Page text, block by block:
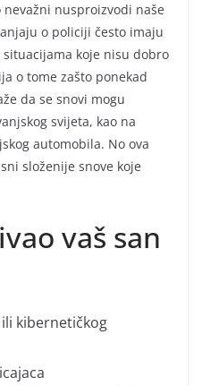
nusproizvodi naše
o policiji često imaju
koje nisu dobro
o tome zašto ponekad
da se snovi mogu
svijeta, kao na
automobila. No ova
složenije snove koje
vaš san
kibernetičkog